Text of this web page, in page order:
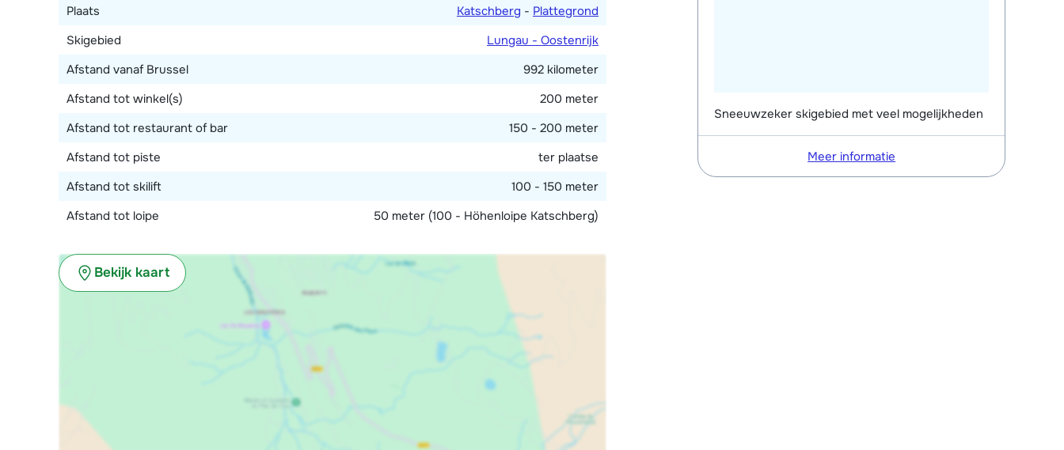
Plaats Katschberg - Plattegrond
Skigebied
Lungau - Oostenrijk
Afstand vanaf Brussel
992 kilometer
Afstand tot winkel(s)
200 meter
Afstand tot restaurant of bar
150 - 200 meter
Afstand tot piste
ter plaatse
Afstand tot skilift
100 - 150 meter
Afstand tot loipe
50 meter (100 - Höhenloipe Katschberg)
Bekijk kaart
Sneeuwzeker skigebied met veel mogelijkheden
Meer informatie